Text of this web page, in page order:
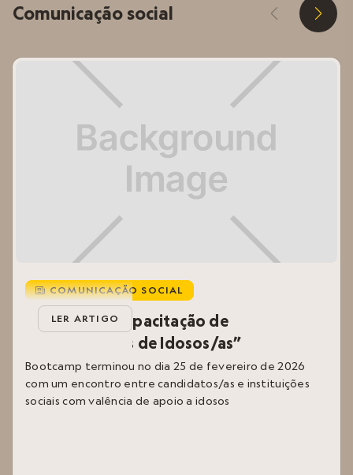
Comunicação social D E
i COMUNICAÇÃO SOCIAL
Bootcamp “Capacitação de
Cuidadores/as de Idosos/as”
Bootcamp terminou no dia 25 de fevereiro de 2026
com um encontro entre candidatos/as e instituições
sociais com valência de apoio a idosos
LER ARTIGO